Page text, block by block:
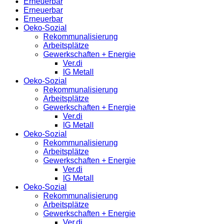
Erneuerbar
Erneuerbar
Oeko-Sozial
Rekommunalisierung
Arbeitsplätze
Gewerkschaften + Energie
Ver.di
IG Metall
Oeko-Sozial
Rekommunalisierung
Arbeitsplätze
Gewerkschaften + Energie
Ver.di
IG Metall
Oeko-Sozial
Rekommunalisierung
Arbeitsplätze
Gewerkschaften + Energie
Ver.di
IG Metall
Oeko-Sozial
Rekommunalisierung
Arbeitsplätze
Gewerkschaften + Energie
Ver.di